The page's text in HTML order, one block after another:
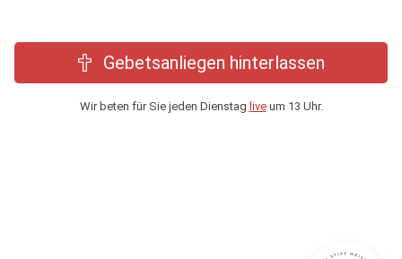
Gebetsanliegen hinterlassen
Wir beten für Sie jeden Dienstag liveum 13 Uhr.